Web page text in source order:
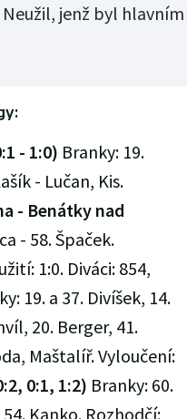
jenž byl hlavním
- 1:0) Branky: 19.
- Lučan, Kis.
- Benátky nad
- 58. Špaček.
1:0. Diváci: 854,
19. a 37. Divíšek, 14.
20. Berger, 41.
Maštalíř. Vyloučení:
0:1, 1:2) Branky: 60.
Kanko. Rozhodčí: